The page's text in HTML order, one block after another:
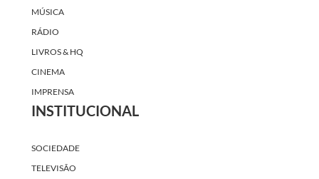
MÚSICA
RÁDIO
LIVROS & HQ
CINEMA
IMPRENSA
INSTITUCIONAL
SOCIEDADE
TELEVISÃO